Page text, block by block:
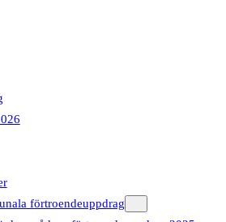
förtroendeuppdrag